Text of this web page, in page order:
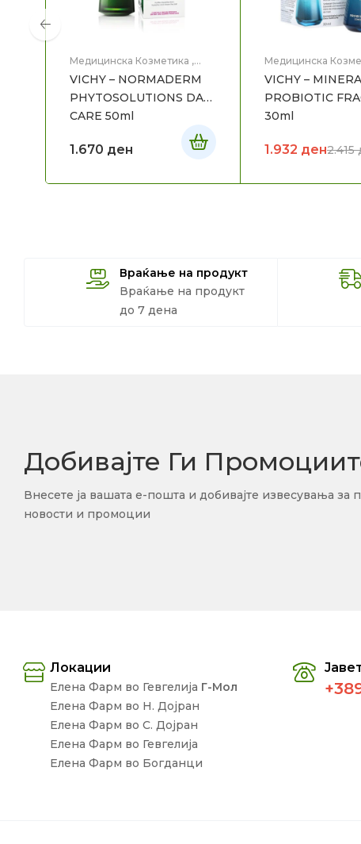
Медицинска Козметика ,
VICHY – NORMADERM
PHYTOSOLUTIONS DAY
CARE 50ml
1.670 ден
Медицинска
VICHY –
PROBIOTIC
30ml
2.415
1.932 ден
Враќање на продукт
Враќање на продукт
до 7 дена
Добивајте Ги
Внесете ја вашата е-пошта и добивајте извесувања за
новости и промоции
Локации
Елена Фарм во Гевгелија Г-Мол
Елена Фарм во Н. Дојран
Елена Фарм во С. Дојран
Елена Фарм во Гевгелија
Елена Фарм во Богданци